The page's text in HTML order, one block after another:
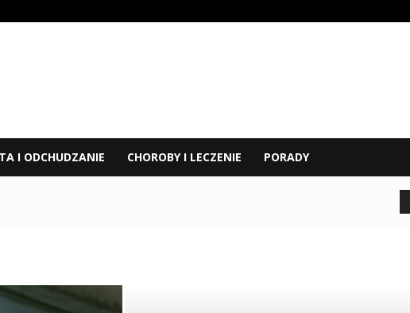
I ODCHUDZANIE CHOROBY I LECZENIE PORADY